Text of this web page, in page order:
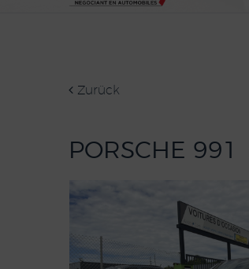
Zurück
PORSCHE 991